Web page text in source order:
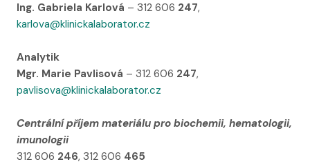
Ing. Gabriela Karlová – 312 606 247,
karlova@klinickalaborator.cz
Analytik
Mgr. Marie Pavlisová – 312 606 247,
pavlisova@klinickalaborator.cz
Centrální příjem materiálu pro biochemii, hematologii,
imunologii
312 606 246, 312 606 465